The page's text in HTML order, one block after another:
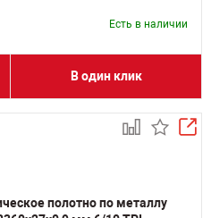
Есть в наличии
В один клик